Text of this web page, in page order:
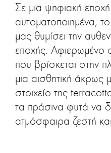
Σε μια ψηφιακή
αυτοματοποιημένα,
μας θυμίσει την
εποχής. Αφιερωμένο
που βρίσκεται στην
μια αισθητική άκρως
στοιχείο της
τα πράσινα φυτά να
ατμόσφαιρα ζεστή